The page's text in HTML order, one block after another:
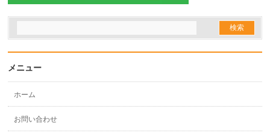
メニュー
ホーム
お問い合わせ